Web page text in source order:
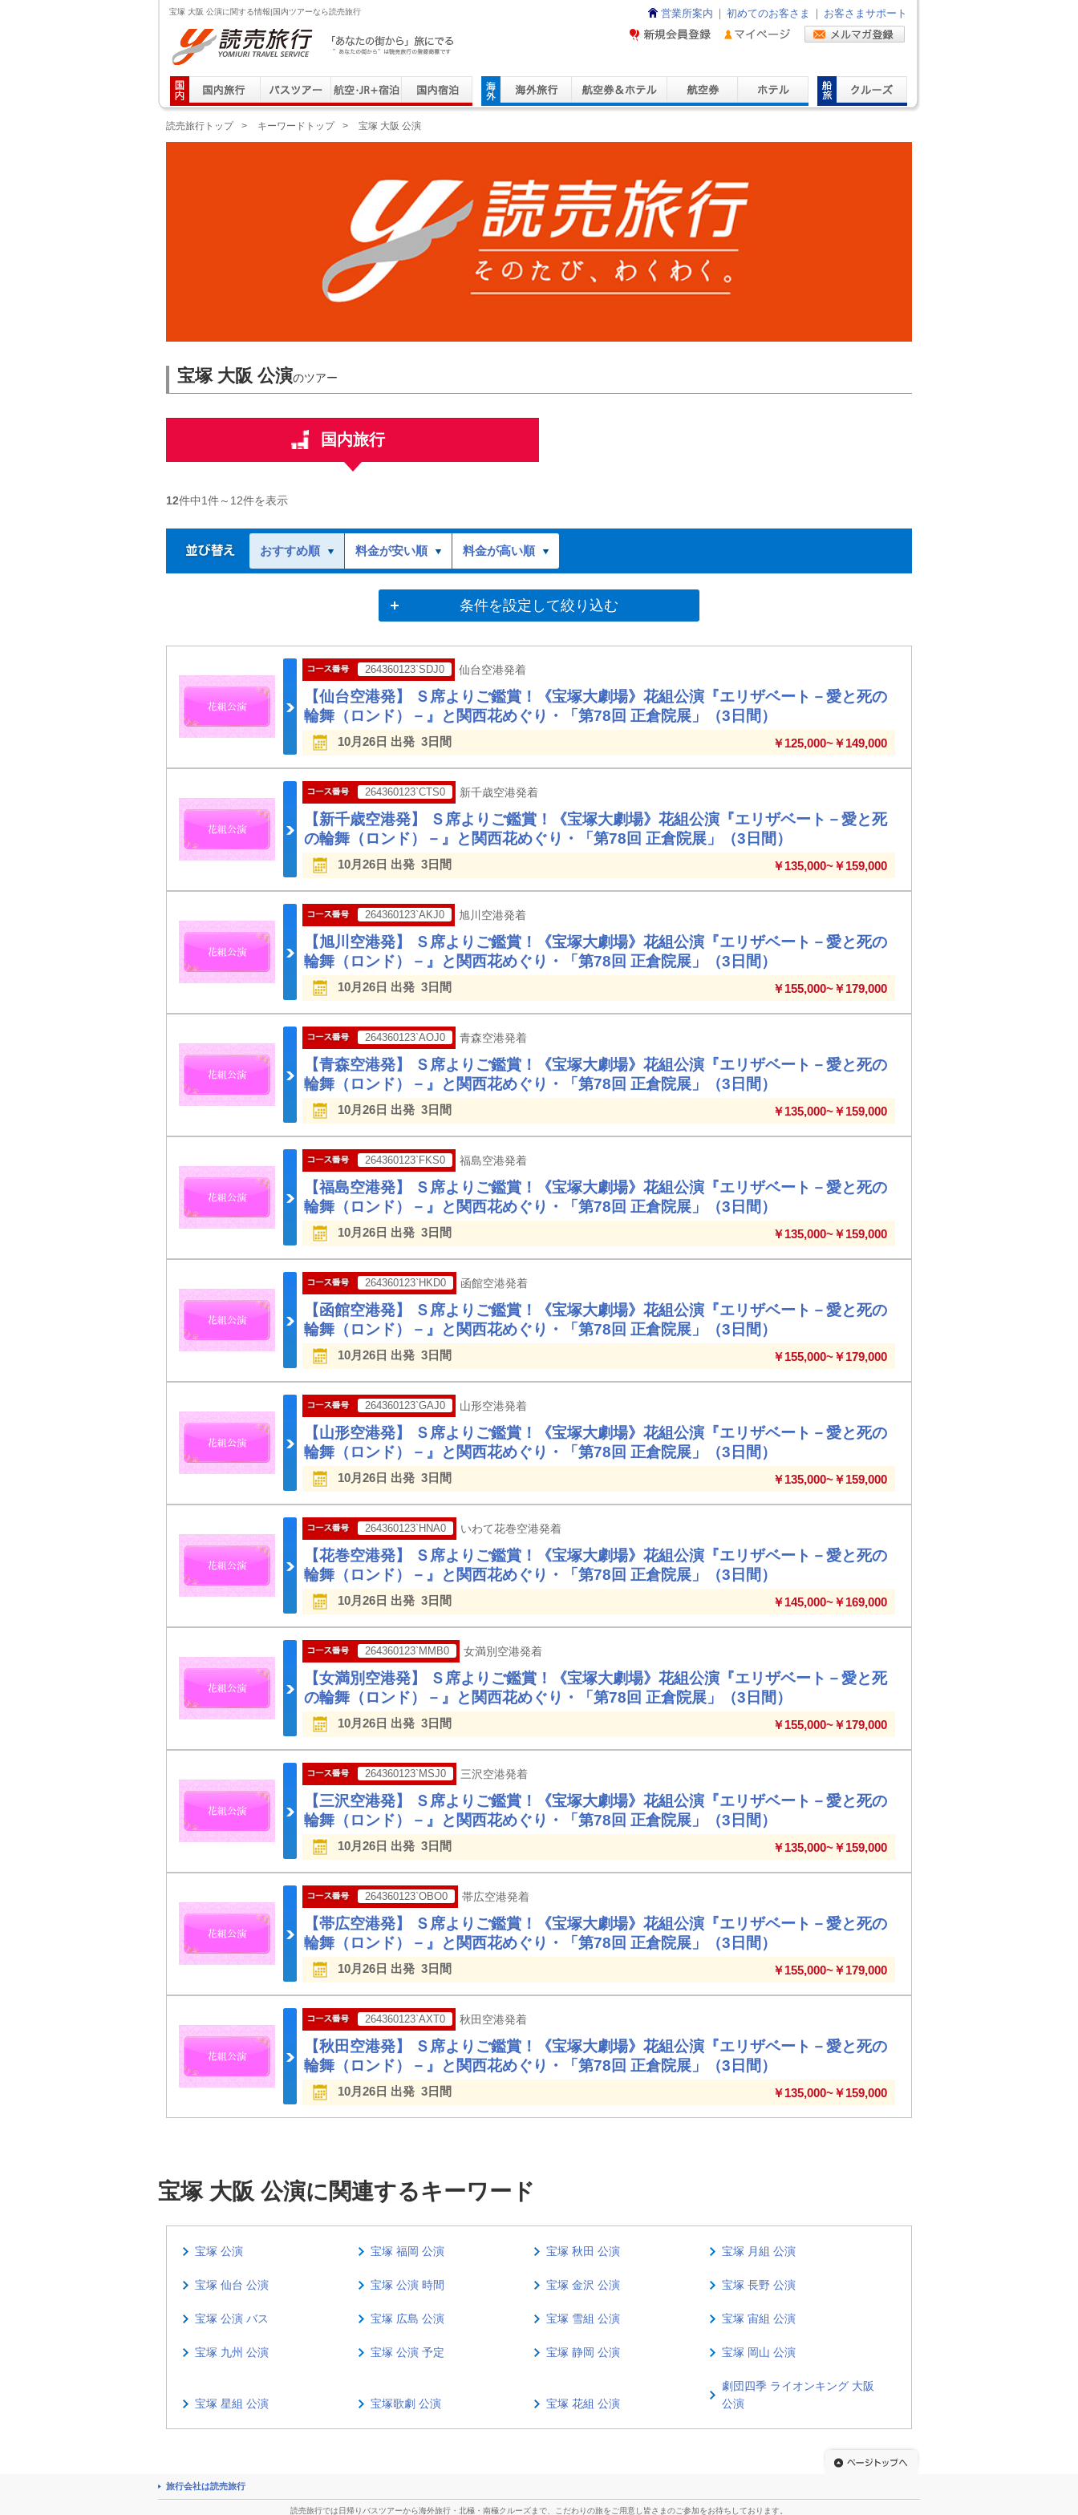
宝塚 大阪 公演に関する情報|国内ツアーなら読売旅行
読売旅行 「あなたの街から」旅にでる｜Yomiuri Travel Service
営業所案内 初めてのお客さま お客さまサポート
読売旅行トップ > キーワードトップ > 宝塚 大阪 公演
宝塚 大阪 公演のツアー
国内旅行
12件中1件～ 12件を表示
おすすめ順 料金が安い順 料金が高い順
条件を設定して絞り込む
264360123`SDJ0 仙台空港発着
【仙台空港発】 Ｓ席よりご鑑賞！《宝塚大劇場》花組公演『エリザベート－愛と死の
輪舞（ロンド）－』と関西花めぐり・「第78回 正倉院展」（3日間）
10月26日 出発 3日間 ￥125,000~￥149,000
264360123`CTS0 新千歳空港発着
【新千歳空港発】 Ｓ席よりご鑑賞！《宝塚大劇場》花組公演『エリザベート－愛と死
の輪舞（ロンド）－』と関西花めぐり・「第78回 正倉院展」（3日間）
10月26日 出発 3日間 ￥135,000~￥159,000
264360123`AKJ0 旭川空港発着
【旭川空港発】 Ｓ席よりご鑑賞！《宝塚大劇場》花組公演『エリザベート－愛と死の
輪舞（ロンド）－』と関西花めぐり・「第78回 正倉院展」（3日間）
10月26日 出発 3日間 ￥155,000~￥179,000
264360123`AOJ0 青森空港発着
【青森空港発】 Ｓ席よりご鑑賞！《宝塚大劇場》花組公演『エリザベート－愛と死の
輪舞（ロンド）－』と関西花めぐり・「第78回 正倉院展」（3日間）
10月26日 出発 3日間 ￥135,000~￥159,000
264360123`FKS0 福島空港発着
【福島空港発】 Ｓ席よりご鑑賞！《宝塚大劇場》花組公演『エリザベート－愛と死の
輪舞（ロンド）－』と関西花めぐり・「第78回 正倉院展」（3日間）
10月26日 出発 3日間 ￥135,000~￥159,000
264360123`HKD0 函館空港発着
【函館空港発】 Ｓ席よりご鑑賞！《宝塚大劇場》花組公演『エリザベート－愛と死の
輪舞（ロンド）－』と関西花めぐり・「第78回 正倉院展」（3日間）
10月26日 出発 3日間 ￥155,000~￥179,000
264360123`GAJ0 山形空港発着
【山形空港発】 Ｓ席よりご鑑賞！《宝塚大劇場》花組公演『エリザベート－愛と死の
輪舞（ロンド）－』と関西花めぐり・「第78回 正倉院展」（3日間）
10月26日 出発 3日間 ￥135,000~￥159,000
264360123`HNA0 いわて花巻空港発着
【花巻空港発】 Ｓ席よりご鑑賞！《宝塚大劇場》花組公演『エリザベート－愛と死の
輪舞（ロンド）－』と関西花めぐり・「第78回 正倉院展」（3日間）
10月26日 出発 3日間 ￥145,000~￥169,000
264360123`MMB0 女満別空港発着
【女満別空港発】 Ｓ席よりご鑑賞！《宝塚大劇場》花組公演『エリザベート－愛と死
の輪舞（ロンド）－』と関西花めぐり・「第78回 正倉院展」（3日間）
10月26日 出発 3日間 ￥155,000~￥179,000
264360123`MSJ0 三沢空港発着
【三沢空港発】 Ｓ席よりご鑑賞！《宝塚大劇場》花組公演『エリザベート－愛と死の
輪舞（ロンド）－』と関西花めぐり・「第78回 正倉院展」（3日間）
10月26日 出発 3日間 ￥135,000~￥159,000
264360123`OBO0 帯広空港発着
【帯広空港発】 Ｓ席よりご鑑賞！《宝塚大劇場》花組公演『エリザベート－愛と死の
輪舞（ロンド）－』と関西花めぐり・「第78回 正倉院展」（3日間）
10月26日 出発 3日間 ￥155,000~￥179,000
264360123`AXT0 秋田空港発着
【秋田空港発】 Ｓ席よりご鑑賞！《宝塚大劇場》花組公演『エリザベート－愛と死の
輪舞（ロンド）－』と関西花めぐり・「第78回 正倉院展」（3日間）
10月26日 出発 3日間 ￥135,000~￥159,000
宝塚 大阪 公演に関連するキーワード
宝塚 公演 宝塚 福岡 公演 宝塚 秋田 公演 宝塚 月組 公演
宝塚 仙台 公演 宝塚 公演 時間 宝塚 金沢 公演 宝塚 長野 公演
宝塚 公演 バス 宝塚 広島 公演 宝塚 雪組 公演 宝塚 宙組 公演
宝塚 九州 公演 宝塚 公演 予定 宝塚 静岡 公演 宝塚 岡山 公演
宝塚 星組 公演 宝塚歌劇 公演 宝塚 花組 公演
劇団四季 ライオンキング 大阪
公演
旅行会社は読売旅行
読売旅行では日帰りバスツアーから海外旅行・北極・南極クルーズまで、こだわりの旅をご用意し皆さまのご参加をお待ちしております。